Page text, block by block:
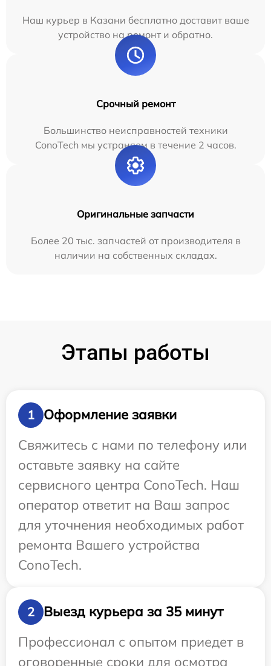
Наш курьер в Казани бесплатно доставит ваше
устройство на ремонт и обратно.
Срочный ремонт
Большинство неисправностей техники
ConoTech мы устраняем в течение 2 часов.
Оригинальные запчасти
Более 20 тыс. запчастей от производителя в
наличии на собственных складах.
Этапы работы
1
Оформление заявки
Свяжитесь с нами по телефону или
оставьте заявку на сайте
сервисного центра ConoTech. Наш
оператор ответит на Ваш запрос
для уточнения необходимых работ
ремонта Вашего устройства
ConoTech.
2
Выезд курьера за 35 минут
Профессионал с опытом приедет в
оговоренные сроки для осмотра